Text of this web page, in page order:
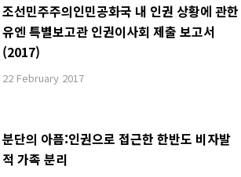
조선민주주의인민공화국 내 인권 상황에 관한
유엔 특별보고관 인권이사회 제출 보고서
(2017)
22 February 2017
분단의 아픔:인권으로 접근한 한반도 비자발
적 가족 분리